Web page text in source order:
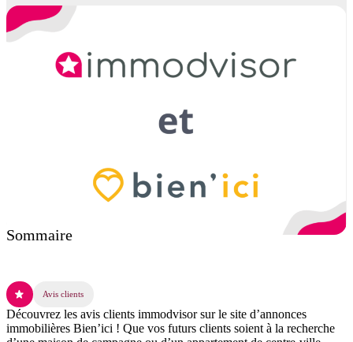
Sommaire
Avis clients
Découvrez les avis clients immodvisor sur le site d’annonces
immobilières Bien’ici ! Que vos futurs clients soient à la recherche